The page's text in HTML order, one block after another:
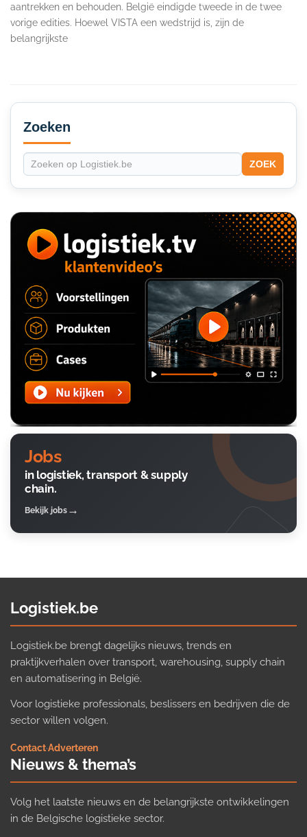
aantrekken en behouden. België eindigde tweede in de twee
vorige edities. Hoewel VISTA een wedstrijd is, zijn de
belangrijkste
Secondary
Sidebar
Zoeken
ZOEK
Jobs
in logistiek, transport & supply
chain.
Bekijk jobs
Logistiek.be
Logistiek.be brengt dagelijks nieuws, trends en
praktijkverhalen over transport, warehousing, supply chain
en automatisering in België.
Voor logistieke professionals, beslissers en bedrijven die de
sector willen volgen.
Contact·Adverteren
Nieuws & thema’s
Volg het laatste nieuws en de belangrijkste ontwikkelingen
in de Belgische logistieke sector.